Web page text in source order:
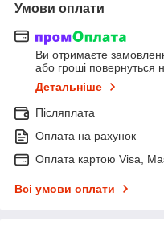
Умови оплати
Ви отримаєте
або гроші повернуться
Детальніше
Післяплата
Оплата на рахунок
Оплата картою Visa,
Всі умови оплати